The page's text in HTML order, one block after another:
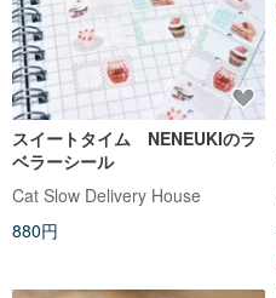
スイートタイム NENEUKIのラ
ベラーシール
Cat Slow Delivery House
880円